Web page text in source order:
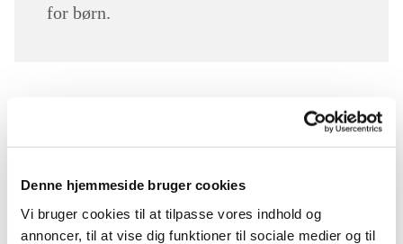
Denne hjemmeside bruger cookies
Vi bruger cookies til at tilpasse vores indhold og
annoncer, til at vise dig funktioner til sociale medier og til
for børn.
Mad og Fortælling er et åndehul i hverdagen for
fællesskab.
Kl. 17.30 spiser vi aftensmad sammen i kirkens krypt.